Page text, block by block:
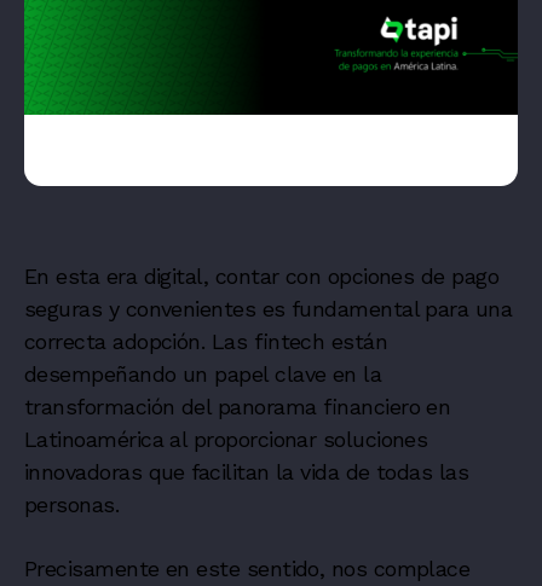
En esta era digital, contar con opciones de pago
seguras y convenientes es fundamental para una
correcta adopción. Las fintech están
desempeñando un papel clave en la
transformación del panorama financiero en
Latinoamérica al proporcionar soluciones
innovadoras que facilitan la vida de todas las
personas.
Precisamente en este sentido, nos complace